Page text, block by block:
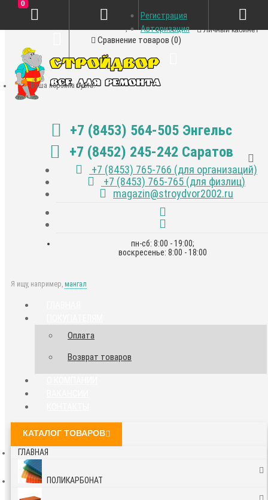
Личный кабинет
Закладки (0)
Сравнение товаров (0)
+7 (8453) 564-505 Энгельс
+7 (8452) 245-242 Саратов
+7 (8453) 765-766 (для организаций)
+7 (8453) 765-765 (для физлиц)
magazin@stroydvor2002.ru
пн-сб: 8:00 - 19:00;
воскресенье: 8:00 - 18:00
Я ищу, например, мангал
Регистрация
Авторизация
0
Ваша корзина пуста!
Оплата
Возврат товаров
КАТАЛОГ ТОВАРОВ
ГЛАВНАЯ
ПОЛИКАРБОНАТ